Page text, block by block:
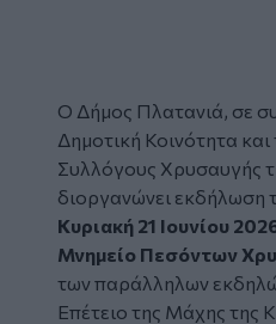
Ο Δήμος Πλατανιά, σε
Δημοτική Κοινότητα
Συλλόγους Χρυσαυγής
διοργανώνει εκδήλωση
Κυριακή 21 Ιουνίου
Μνημείο Πεσόντων
των παράλληλων
Επέτειο της Μάχης της